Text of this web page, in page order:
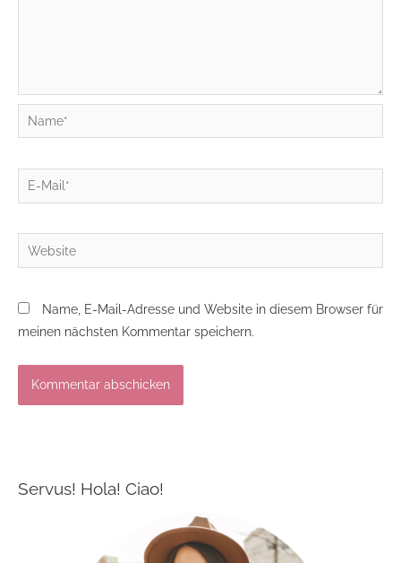
Name*
E-
Mail*
Website
Name, E-Mail-Adresse und Website in diesem Browser für
meinen nächsten Kommentar speichern.
Servus! Hola! Ciao!